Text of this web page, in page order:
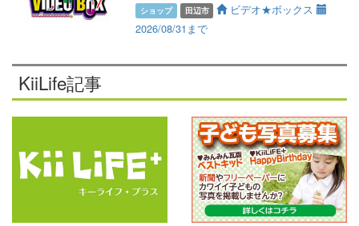
ショップ 田辺市
ビデオ★ボックス
2026/08/31まで
KiiLife記事